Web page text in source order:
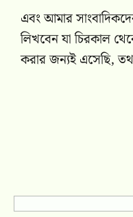
এবং আমার
লিখবেন যা চিরকাল
করার জন্যই এসেছি,